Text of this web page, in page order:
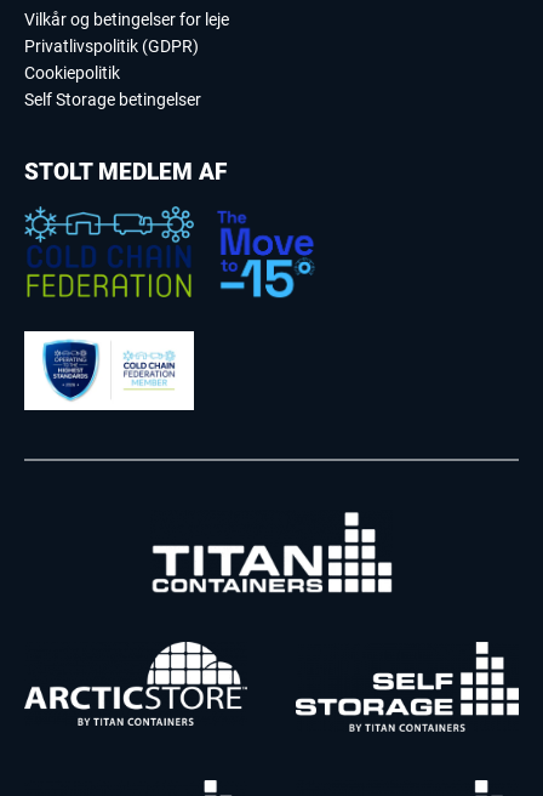
Vilkår og betingelser for leje
Privatlivspolitik (GDPR)
Cookiepolitik
Self Storage betingelser
STOLT MEDLEM AF